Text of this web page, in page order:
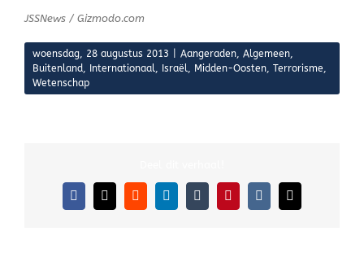
JSSNews / Gizmodo.com
woensdag, 28 augustus 2013 Aangeraden, Algemeen,
Buitenland, Internationaal, Israël, Midden-Oosten, Terrorisme,
Wetenschap
Facebook
X RedditLinkedInTumblrPinterestVk
E-
mail